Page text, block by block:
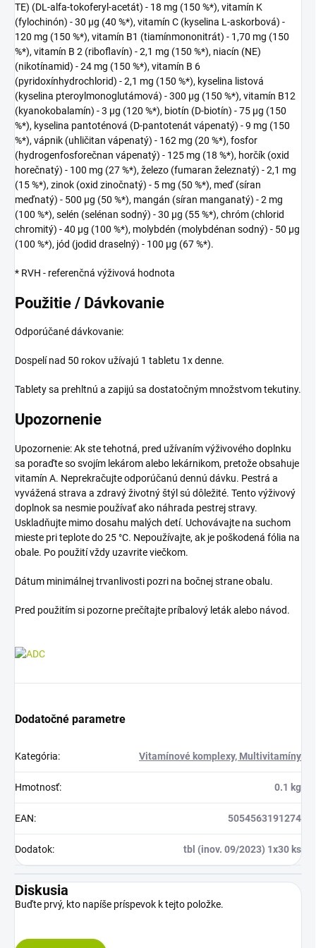
TE) (DL-alfa-tokoferyl-acetát) - 18 mg (150 %*), vitamín K
(fylochinón) - 30 µg (40 %*), vitamín C (kyselina L-askorbová) -
120 mg (150 %*), vitamín B1 (tiamínmononitrát) - 1,70 mg (150
%*), vitamín B 2 (riboflavín) - 2,1 mg (150 %*), niacín (NE)
(nikotínamid) - 24 mg (150 %*), vitamín B 6
(pyridoxínhydrochlorid) - 2,1 mg (150 %*), kyselina listová
(kyselina pteroylmonoglutámová) - 300 µg (150 %*), vitamín B12
(kyanokobalamín) - 3 µg (120 %*), biotín (D-biotín) - 75 µg (150
%*), kyselina pantoténová (D-pantotenát vápenatý) - 9 mg (150
%*), vápnik (uhličitan vápenatý) - 162 mg (20 %*), fosfor
(hydrogenfosforečnan vápenatý) - 125 mg (18 %*), horčík (oxid
horečnatý) - 100 mg (27 %*), železo (fumaran železnatý) - 2,1 mg
(15 %*), zinok (oxid zinočnatý) - 5 mg (50 %*), meď (síran
meďnatý) - 500 µg (50 %*), mangán (síran manganatý) - 2 mg
(100 %*), selén (selénan sodný) - 30 µg (55 %*), chróm (chlorid
chromitý) - 40 µg (100 %*), molybdén (molybdénan sodný) - 50 µg
(100 %*), jód (jodid draselný) - 100 µg (67 %*).
* RVH - referenčná výživová hodnota
Použitie / Dávkovanie
Odporúčané dávkovanie:
Dospelí nad 50 rokov užívajú 1 tabletu 1x denne.
Tablety sa prehltnú a zapijú sa dostatočným množstvom tekutiny.
Upozornenie
Upozornenie: Ak ste tehotná, pred užívaním výživového doplnku
sa poraďte so svojím lekárom alebo lekárnikom, pretože obsahuje
vitamín A. Neprekračujte odporúčanú dennú dávku. Pestrá a
vyvážená strava a zdravý životný štýl sú dôležité. Tento výživový
doplnok sa nesmie používať ako náhrada pestrej stravy.
Uskladňujte mimo dosahu malých detí. Uchovávajte na suchom
mieste pri teplote do 25 °C. Nepoužívajte, ak je poškodená fólia na
obale. Po použití vždy uzavrite viečkom.
Dátum minimálnej trvanlivosti pozri na bočnej strane obalu.
Pred použitím si pozorne prečítajte príbalový leták alebo návod.
Dodatočné parametre
Kategória: Vitamínové komplexy, Multivitamíny
Hmotnosť: 0.1 kg
EAN: 5054563191274
Dodatok: tbl (inov. 09/2023) 1x30 ks
Diskusia
Buďte prvý, kto napíše príspevok k tejto položke.